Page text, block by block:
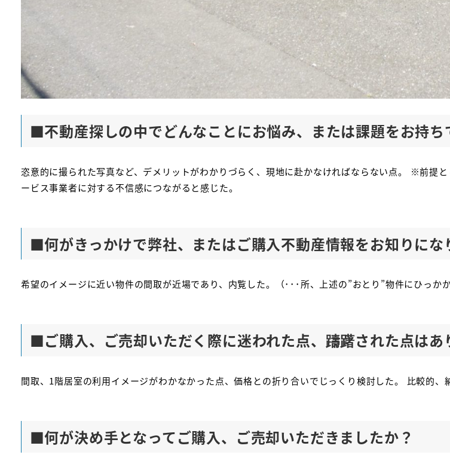
■不動産探しの中でどんなことにお悩み、または課題をお持ち
恣意的に撮られた写真など、デメリットがわかりづらく、現地に赴かなければならない点。 ※前提
ービス事業者に対する不信感につながると感じた。
■何がきっかけで弊社、またはご購入不動産情報をお知りにな
希望のイメージに近い物件の間取が近場であり、内覧した。（･･･所、上述の”おとり”物件にひっか
■ご購入、ご売却いただく際に迷われた点、躊躇された点はあ
間取、1階居室の利用イメージがわかなかった点、価格との折り合いでじっくり検討した。 比較的
■何が決め手となってご購入、ご売却いただきましたか？